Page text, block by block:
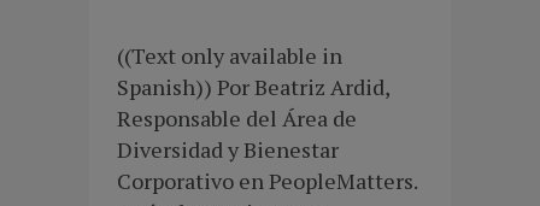
((Text only available in
Spanish)) Por Beatriz Ardid,
Responsable del Área de
Diversidad y Bienestar
Corporativo en PeopleMatters.